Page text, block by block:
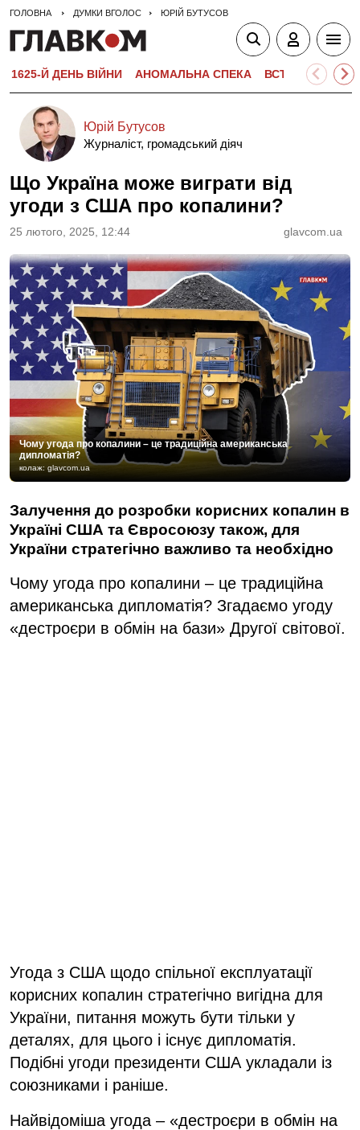
ГОЛОВНА ДУМКИ ВГОЛОС ЮРІЙ БУТУСОВ
1625-Й ДЕНЬ ВІЙНИ АНОМАЛЬНА СПЕКА ВСТУПНА
Юрій Бутусов
Журналіст, громадський діяч
Що Україна може виграти від
угоди з США про копалини?
25 лютого, 2025, 12:44 glavcom.ua
Чому угода про копалини – це традиційна американська
дипломатія?
колаж: glavcom.ua
Залучення до розробки корисних копалин в
Україні США та Євросоюзу також, для
України стратегічно важливо та необхідно
Чому угода про копалини – це традиційна
американська дипломатія? Згадаємо угоду
«дестроєри в обмін на бази» Другої світової.
Угода з США щодо спільної експлуатації
корисних копалин стратегічно вигідна для
України, питання можуть бути тільки у
деталях, для цього і існує дипломатія.
Подібні угоди президенти США укладали із
союзниками і раніше.
Найвідоміша угода – «дестроєри в обмін на